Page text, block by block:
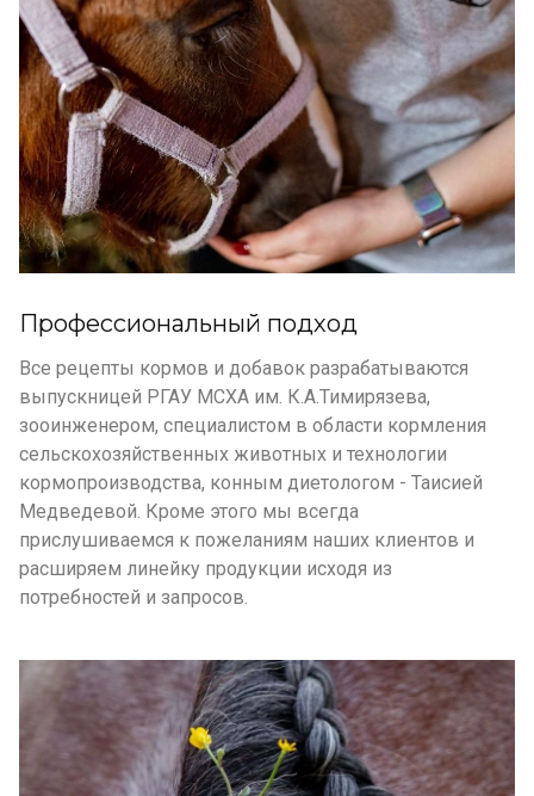
Профессиональный подход
Все рецепты кормов и добавок разрабатываются
выпускницей РГАУ МСХА им. К.А.Тимирязева,
зооинженером, специалистом в области кормления
сельскохозяйственных животных и технологии
кормопроизводства, конным диетологом - Таисией
Медведевой. Кроме этого мы всегда
прислушиваемся к пожеланиям наших клиентов и
расширяем линейку продукции исходя из
потребностей и запросов.